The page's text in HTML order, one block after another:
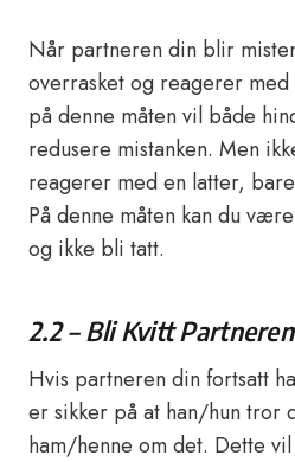
Når partneren din blir
overrasket og reagerer
på denne måten vil både
redusere mistanken. Men
reagerer med en latter,
På denne måten kan du
og ikke bli tatt.
2.2 – Bli Kvitt
Hvis partneren din fortsatt
er sikker på at han/hun tror
ham/henne om det. Dette